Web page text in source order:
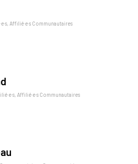
, Affilié·e·s Communautaires
, Affilié·e·s Communautaires